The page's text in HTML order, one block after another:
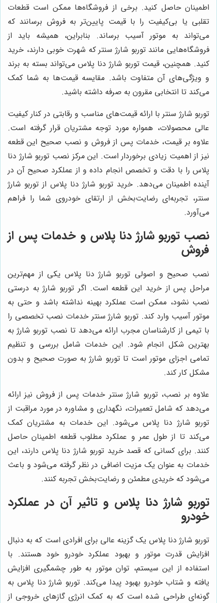
اطمینان حاصل کنید. برخی از فروشگاه‌ها ممکن است قطعات
تقلبی یا بی‌کیفیت را با قیمت پایین‌تر به فروش برسانند که
می‌تواند به موتور آسیب برساند. بنابراین، همیشه باید از
فروشگاه‌هایی مانند توربو شارژ سنتر که شهرت خوبی دارند، خرید
کنید. همچنین، قیمت توربو شارژ دنا پلاس می‌تواند بسته به برند
و ویژگی‌های آن متفاوت باشد. مقایسه قیمت‌ها به شما کمک
می‌کند تا انتخابی مقرون به صرفه داشته باشید.
توربو شارژ سنتر با ارائه قیمت‌های مناسب و رقابتی در کنار کیفیت
عالی محصولات، همواره مورد توجه مشتریان قرار گرفته است.
علاوه بر قیمت، خدمات پس از فروش و نصب صحیح این قطعه
نیز از اهمیت زیادی برخوردار است. این مرکز نصب توربو شارژ دنا
پلاس را با دقت و تخصص انجام داده و از عملکرد صحیح آن در
آینده اطمینان می‌دهد. خرید توربو شارژ دنا پلاس از توربو شارژ
سنتر، تجربه‌ای رضایت‌بخش از ارتقای خودروی شما را فراهم
می‌آورد.
نصب توربو شارژ دنا پلاس و خدمات پس از
فروش
نصب صحیح و اصولی توربو شارژ دنا پلاس یکی از مهم‌ترین
مراحل پس از خرید این قطعه است. اگر توربو شارژ به درستی
نصب نشود، ممکن است عملکرد بهینه نداشته باشد و حتی به
موتور آسیب وارد کند. توربو شارژ سنتر خدمات نصب تخصصی را
با تیمی از کارشناسان مجرب ارائه می‌دهد تا نصب توربو شارژ به
بهترین شکل انجام شود. این خدمات شامل بررسی و تنظیم
تمامی اجزای موتور است تا توربو شارژ به صورت صحیح و بدون
مشکل کار کند.
علاوه بر نصب، توربو شارژ سنتر خدمات پس از فروش نیز ارائه
می‌دهد که شامل تعمیرات، نگهداری و مشاوره در مورد مراقبت از
توربو شارژ دنا پلاس می‌شود. این خدمات به مشتریان کمک
می‌کند تا از طول عمر و عملکرد مطلوب قطعه اطمینان حاصل
کنند. برای کسانی که قصد خرید توربو شارژ دنا پلاس دارند، این
خدمات به عنوان یک مزیت اضافی در نظر گرفته می‌شود و باعث
می‌شود که خریدی مطمئن و رضایت‌بخش تجربه کنند.
توربو شارژ دنا پلاس و تاثیر آن در عملکرد
خودرو
توربو شارژ دنا پلاس یک گزینه عالی برای افرادی است که به دنبال
افزایش قدرت موتور و بهبود عملکرد خودرو خود هستند. با
استفاده از این سیستم، توان موتور به طور چشمگیری افزایش
یافته و شتاب خودرو بهبود پیدا می‌کند. توربو شارژ دنا پلاس به
گونه‌ای طراحی شده است که به کمک انرژی گازهای خروجی از